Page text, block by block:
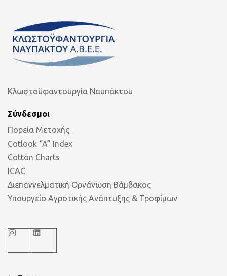
Κλωστοϋφαντουργία Ναυπάκτου
Σύνδεσμοι
Πορεία Μετοχής
Cotlook “A” Index
Cotton Charts
ICAC
Διεπαγγελματική Οργάνωση Βάμβακος
Υπουργείο Αγροτικής Ανάπτυξης & Τροφίμων